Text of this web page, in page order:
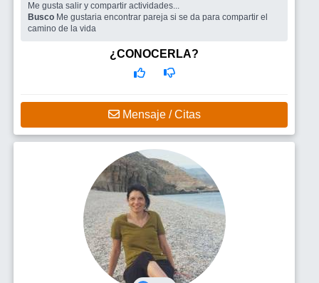
Me gusta salir y compartir actividades...
Busco Me gustaria encontrar pareja si se da para compartir el
camino de la vida
¿CONOCERLA?
Mensaje / Citas